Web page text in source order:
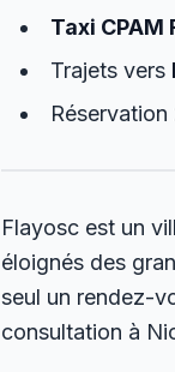
Taxi CPAM
Trajets vers
Réservation
Flayosc est un
éloignés des
seul un rendez-
consultation à